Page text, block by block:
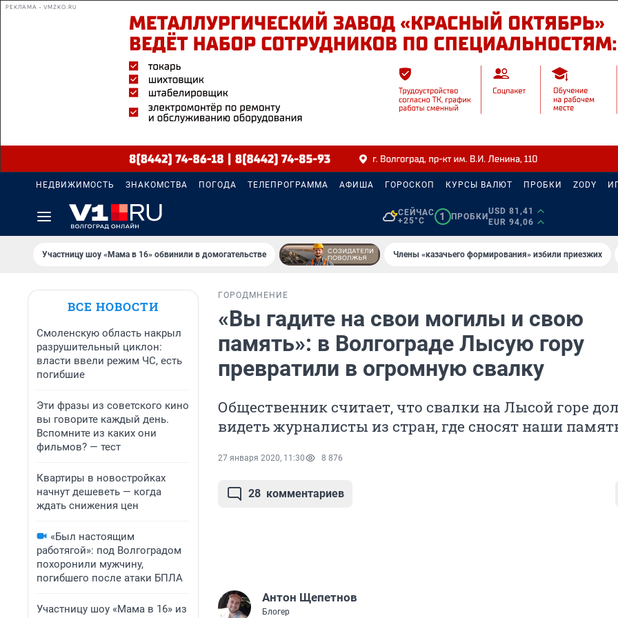
РЕКЛАМА • VMZKO.RU
НЕДВИЖИМОСТЬ ЗНАКОМСТВА ПОГОДА ТЕЛЕПРОГРАММА АФИША ГОРОСКОП КУРСЫ ВАЛЮТ ПРОБКИ ZODY
СЕЙЧАС
+25°C
1 ПРОБКИ
USD 81,41
EUR 94,06
Участницу шоу «Мама в 16» обвинили в домогательстве Члены «казачьего формирования» избили приезжих
ВСЕ НОВОСТИ
Смоленскую область накрыл
разрушительный циклон:
власти ввели режим ЧС, есть
погибшие
Эти фразы из советского кино
вы говорите каждый день.
Вспомните из каких они
фильмов? — тест
Квартиры в новостройках
начнут дешеветь — когда
ждать снижения цен
«Был настоящим
работягой»: под Волгоградом
похоронили мужчину,
погибшего после атаки БПЛА
Участницу шоу «Мама в 16» из
ГОРОД МНЕНИЕ
«Вы гадите на свои могилы и свою
память»: в Волгограде Лысую гору
превратили в огромную свалку
Общественник считает, что свалки на Лысой горе
видеть журналисты из стран, где сносят наши
27 января 2020, 11:30 8 876
28 комментариев
Антон Щепетнов
Блогер